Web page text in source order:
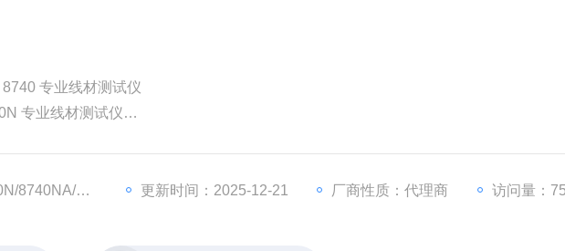
专业线材测试仪
专业线材测试仪
8740FA
更新时间：2025-12-21 厂商性质：代理商 访问量：